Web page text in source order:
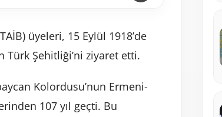
üyeleri, 15 Eylül 1918’de
Türk Şehitliği’ni ziyaret etti.
Kolordusu’nun Ermeni-
107 yıl geçti. Bu